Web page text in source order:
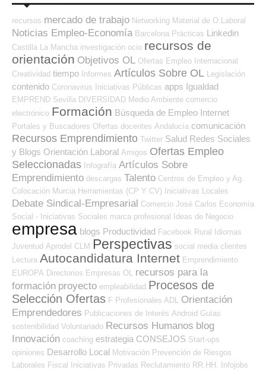
recursos mercado de trabajo Networking Material de O.Laboral
Noticias Empleo-Economía Barcelona Prácticas Linkedin
Castilla La Mancha investigación ocio recursos de
orientación Objetivos OL Ofertas Empleo Internacional
Creatividad tiempo Informes Artículos Sobre OL Legislación
contenido Coronavirus Iniciativas Públicas apps Igualdad
EMPREND Sevilla DIVERSIDAD Medio Ambiente comercio
electrónico Formación Búsqueda de Empleo Internet
Portales y Buscadores Ofertas docentes Andalucía comunicación
Recursos Emprendimiento Twitter Salud Redes Sociales
y Blogs Orientación Laboral Amigos Ofertas Empleo
Seleccionadas Infografía Artículos Sobre
Emprendimiento descargas Talento Centros de Empleo y Ag.
Colocación Murcia Herramientas (CP Y CV) Iniciativas Locales
Debate Sindical-Empresarial Comercio José Carlos Economía
Social - Iniciativas Sociales marca profesional Ideas de Negocio
empresa blogs Productividad Facebook Rural Idiomas
Juventud Aprodel CLM Perspectivas social media clientes
Lectura Autocandidatura Internet Emprendimiento
EUROPA Directorios Empresas OL
recursos para la
formación proyecto empleabilidad Procesos de
Selección Ofertas F Profesionales ADL
Orientación
Emprendedores Publicaciones de Interés Android Guías
sostenibilidad Voluntariado Recursos Humanos blog
Innovación coaching estrategia CONSEJOS Start-ups
opiniones Desarrollo Local Motivación Prevención de Riesgos
Laborales Fiscal Iniciativas Privadas Reclutamiento RR.HH.
Infojobs